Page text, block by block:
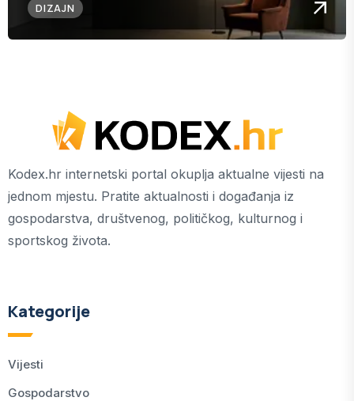
DIZAJN
Kodex.hr internetski portal okuplja aktualne vijesti na
jednom mjestu. Pratite aktualnosti i događanja iz
gospodarstva, društvenog, političkog, kulturnog i
sportskog života.
Kategorije
Vijesti
Gospodarstvo